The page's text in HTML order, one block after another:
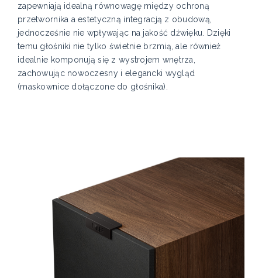
zapewniają idealną równowagę między ochroną
przetwornika a estetyczną integracją z obudową,
jednocześnie nie wpływając na jakość dźwięku. Dzięki
temu głośniki nie tylko świetnie brzmią, ale również
idealnie komponują się z wystrojem wnętrza,
zachowując nowoczesny i elegancki wygląd
(maskownice dołączone do głośnika).